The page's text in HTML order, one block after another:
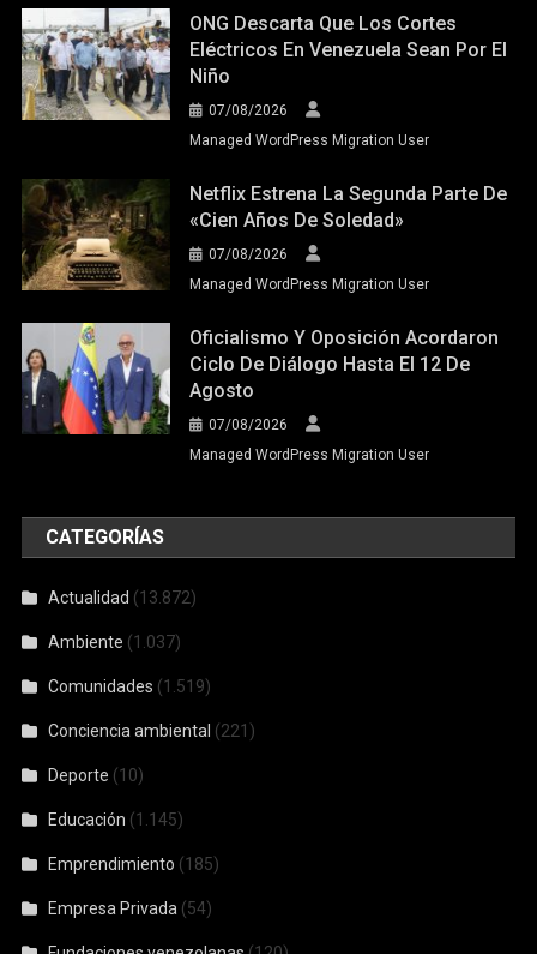
ONG Descarta Que Los Cortes
Eléctricos En Venezuela Sean Por El
Niño
07/08/2026
Managed WordPress Migration User
Netflix Estrena La Segunda Parte De
«Cien Años De Soledad»
07/08/2026
Managed WordPress Migration User
Oficialismo Y Oposición Acordaron
Ciclo De Diálogo Hasta El 12 De
Agosto
07/08/2026
Managed WordPress Migration User
CATEGORÍAS
Actualidad (13.872)
Ambiente (1.037)
Comunidades (1.519)
Conciencia ambiental (221)
Deporte (10)
Educación (1.145)
Emprendimiento (185)
Empresa Privada (54)